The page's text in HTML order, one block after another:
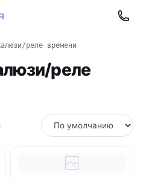
реле времени
реле